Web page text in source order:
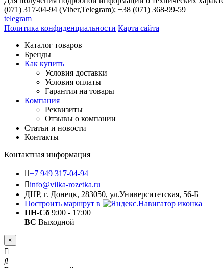
(071) 317-04-94 (Viber,Telegram); +38 (071) 368-99-59
telegram
Политика конфиденциальности Карта сайта
Каталог товаров
Бренды
Как купить
Условия доставки
Условия оплаты
Гарантия на товары
Компания
Реквизиты
Отзывы о компании
Статьи и новости
Контакты
Контактная информация
+7 949 317-04-94
info@vilka-rozetka.ru
ДНР, г. Донецк, 283050, ул.Университетская, 56-Б
Построить маршрут в
ПН-Сб 9:00 - 17:00
ВС Выходной
×